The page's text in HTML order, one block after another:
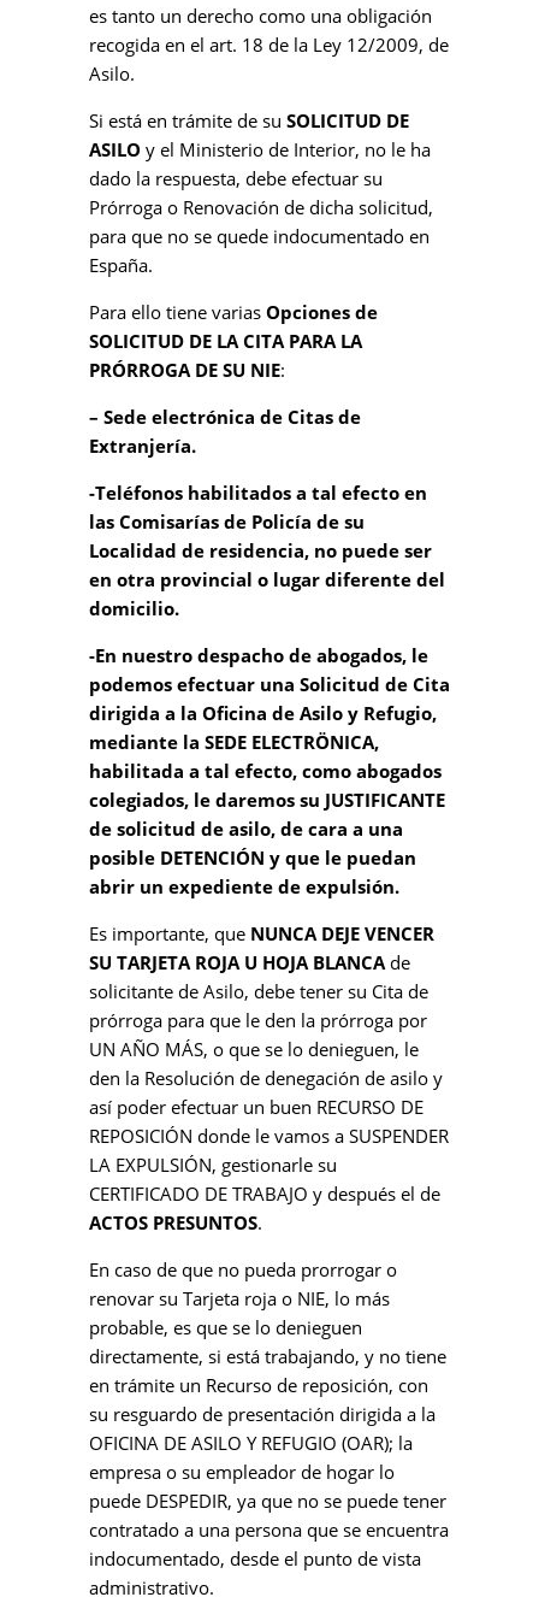
es tanto un derecho como una obligación
recogida en el art. 18 de la Ley 12/2009, de
Asilo.
Si está en trámite de su SOLICITUD DE
ASILO y el Ministerio de Interior, no le ha
dado la respuesta, debe efectuar su
Prórroga o Renovación de dicha solicitud,
para que no se quede indocumentado en
España.
Para ello tiene varias Opciones de
SOLICITUD DE LA CITA PARA LA
PRÓRROGA DE SU NIE:
– Sede electrónica de Citas de
Extranjería.
-Teléfonos habilitados a tal efecto en
las Comisarías de Policía de su
Localidad de residencia, no puede ser
en otra provincial o lugar diferente del
domicilio.
-En nuestro despacho de abogados, le
podemos efectuar una Solicitud de Cita
dirigida a la Oficina de Asilo y Refugio,
mediante la SEDE ELECTRÖNICA,
habilitada a tal efecto, como abogados
colegiados, le daremos su JUSTIFICANTE
de solicitud de asilo, de cara a una
posible DETENCIÓN y que le puedan
abrir un expediente de expulsión.
Es importante, que NUNCA DEJE VENCER
SU TARJETA ROJA U HOJA BLANCA de
solicitante de Asilo, debe tener su Cita de
prórroga para que le den la prórroga por
UN AÑO MÁS, o que se lo denieguen, le
den la Resolución de denegación de asilo y
así poder efectuar un buen RECURSO DE
REPOSICIÓN donde le vamos a SUSPENDER
LA EXPULSIÓN, gestionarle su
CERTIFICADO DE TRABAJO y después el de
ACTOS PRESUNTOS.
En caso de que no pueda prorrogar o
renovar su Tarjeta roja o NIE, lo más
probable, es que se lo denieguen
directamente, si está trabajando, y no tiene
en trámite un Recurso de reposición, con
su resguardo de presentación dirigida a la
OFICINA DE ASILO Y REFUGIO (OAR); la
empresa o su empleador de hogar lo
puede DESPEDIR, ya que no se puede tener
contratado a una persona que se encuentra
indocumentado, desde el punto de vista
administrativo.